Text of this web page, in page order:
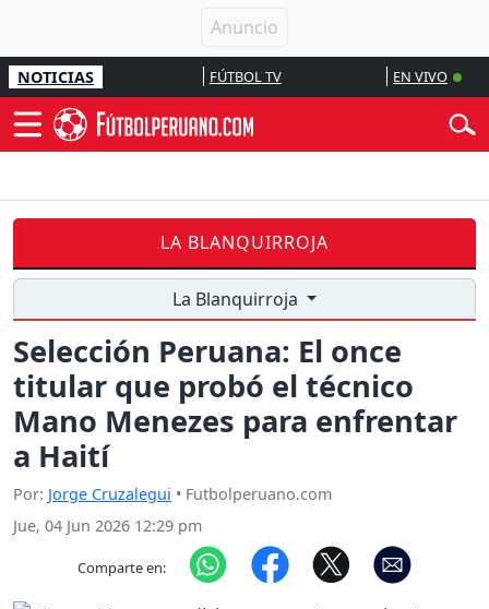
NOTICIAS FÚTBOL TV EN VIVO
LA BLANQUIRROJA
La Blanquirroja
Selección Peruana: El once
titular que probó el técnico
Mano Menezes para enfrentar
a Haití
Por: Jorge Cruzalegui • Futbolperuano.com
Jue, 04 Jun 2026 12:29 pm
Comparte en: